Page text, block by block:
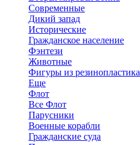
Современные
Дикий запад
Исторические
Гражданское население
Фэнтези
Животные
Фигуры из резинопластика
Еще
Флот
Все Флот
Парусники
Военные корабли
Гражданские суда